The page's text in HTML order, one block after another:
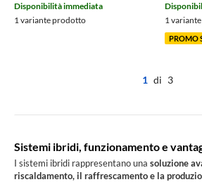
Disponibilità immediata
1 variante prodotto
1
PROMO
1 di 3
Sistemi ibridi, funzionamento e
I sistemi ibridi rappresentano una soluzione
riscaldamento, il raffrescamento e la